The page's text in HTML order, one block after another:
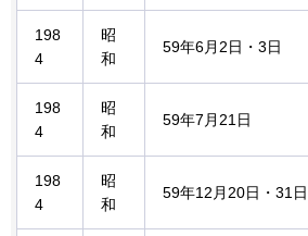
198
4
昭
和
59年6月2日・3日
198
4
昭
和
59年7月21日
198
4
昭
和
59年12月20日・31日